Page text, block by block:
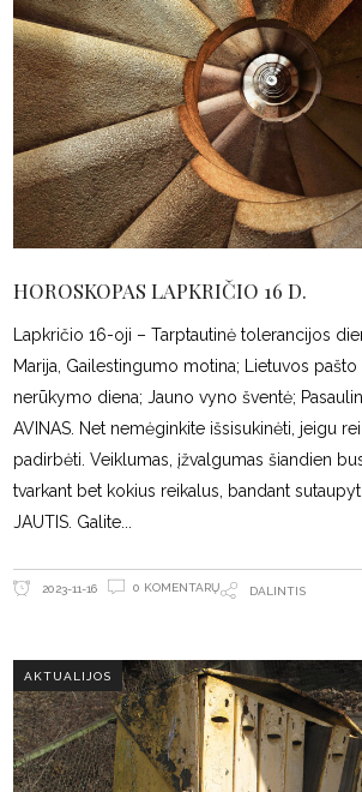
HOROSKOPAS LAPKRIČIO 16 D.
Lapkričio 16-oji – Tarptautinė tolerancijos
Marija, Gailestingumo motina; Lietuvos pašto
nerūkymo diena; Jauno vyno šventė;
AVINAS. Net nemėginkite išsisukinėti, jeigu
padirbėti. Veiklumas, įžvalgumas šiandien
tvarkant bet kokius reikalus, bandant
JAUTIS. Galite
2023-11-16 0 KOMENTARŲ DALINTIS
AKTUALIJOS